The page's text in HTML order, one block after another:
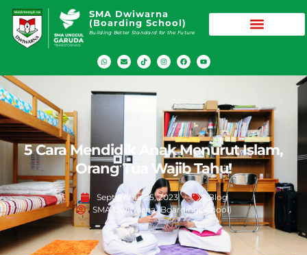
SMA Dwiwarna
(Boarding School)
Building Better Standard for the Future
5 Cara Mendidik Anak Menurut Islam,
Orang Tua Wajib Tahu!
September 25, 2023
Blog
SMA Dwiwarna (Boarding School)